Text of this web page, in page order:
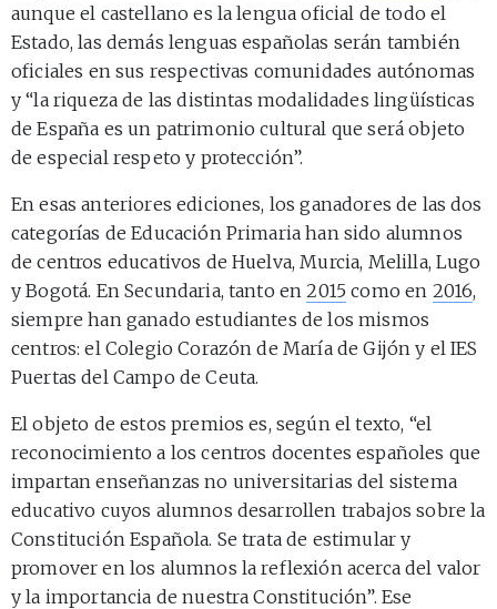
aunque el castellano es la lengua oficial de todo el
Estado, las demás lenguas españolas serán también
oficiales en sus respectivas comunidades autónomas
y “la riqueza de las distintas modalidades lingüísticas
de España es un patrimonio cultural que será objeto
de especial respeto y protección”.
En esas anteriores ediciones, los ganadores de las dos
categorías de Educación Primaria han sido alumnos
de centros educativos de Huelva, Murcia, Melilla, Lugo
y Bogotá. En Secundaria, tanto en 2015 como en 2016,
siempre han ganado estudiantes de los mismos
centros: el Colegio Corazón de María de Gijón y el IES
Puertas del Campo de Ceuta.
El objeto de estos premios es, según el texto, “el
reconocimiento a los centros docentes españoles que
impartan enseñanzas no universitarias del sistema
educativo cuyos alumnos desarrollen trabajos sobre la
Constitución Española. Se trata de estimular y
promover en los alumnos la reflexión acerca del valor
y la importancia de nuestra Constitución”. Ese